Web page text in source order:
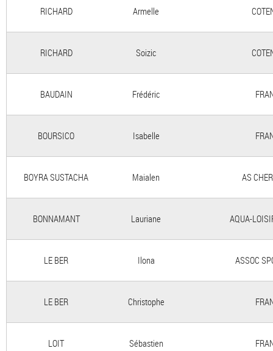
RICHARD Armelle
RICHARD Soizic
BAUDAIN Frédéric
BOURSICO Isabelle
BOYRA SUSTACHA Maialen AS
BONNAMANT Lauriane AQUA-
LE BER Ilona ASSOC
LE BER Christophe
LOIT Sébastien